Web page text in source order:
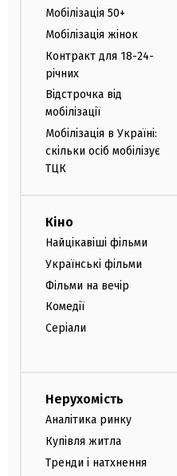
Мобілізація 50+
Мобілізація жінок
Контракт для 18-24-
річних
Відстрочка від
мобілізації
Мобілізація в Україні:
скільки осіб мобілізує
ТЦК
Кіно
Найцікавіші фільми
Українські фільми
Фільми на вечір
Комедії
Серіали
Нерухомість
Аналітика ринку
Купівля житла
Тренди і натхнення